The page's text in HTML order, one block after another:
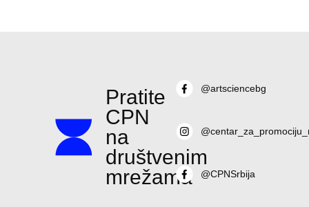
Pratite
CPN
na
društvenim
mrežama
@artsciencebg
@CPNSrbija